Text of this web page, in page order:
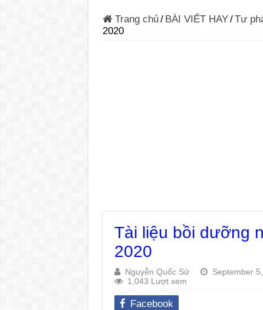
Trang chủ/ BÀI VIẾT HAY/Tư
2020
Tài liệu bồi dưỡng
2020
Nguyễn Quốc Sử September
1,043 Lượt xem
Facebook